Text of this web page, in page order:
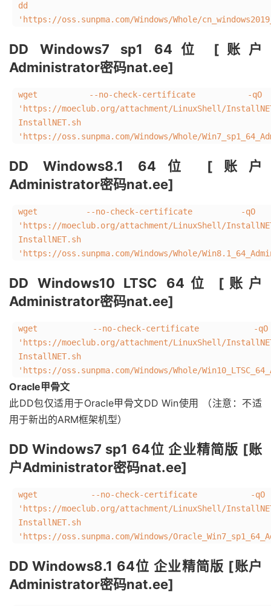
dd
'https://oss.sunpma.com/Windows/Whole/
DD Windows7 sp1 64位 [账户
Administrator密码nat.ee]
wget --no-check-certificate -qO
'https://moeclub.org/attachment/LinuxShell/
'https://oss.sunpma.com/Windows/Whole/
DD Windows8.1 64位 [账户
Administrator密码nat.ee]
wget --no-check-certificate -qO
'https://moeclub.org/attachment/LinuxShell/
'https://oss.sunpma.com/Windows/Whole/
DD Windows10 LTSC 64位 [账户
Administrator密码nat.ee]
wget --no-check-certificate -
'https://moeclub.org/attachment/LinuxShell/
'https://oss.sunpma.com/Windows/Whole/
Oracle甲骨文
此DD包仅适用于Oracle甲骨文DD Win使用 （注意：不适
用于新出的ARM框架机型）
DD Windows7 sp1 64位 企业精简版 [账
户Administrator密码nat.ee]
wget --no-check-certificate -
'https://moeclub.org/attachment/LinuxShell/
'https://oss.sunpma.com/Windows/
DD Windows8.1 64位 企业精简版 [账户
Administrator密码nat.ee]